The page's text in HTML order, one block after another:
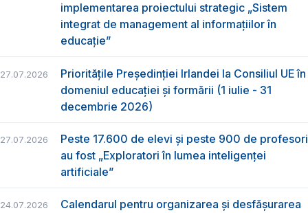
implementarea proiectului strategic „Sistem
integrat de management al informațiilor în
educație”
27.07.2026
Prioritățile Președinției Irlandei la Consiliul UE în
domeniul educației și formării (1 iulie - 31
decembrie 2026)
27.07.2026
Peste 17.600 de elevi și peste 900 de profesori
au fost „Exploratori în lumea inteligenței
artificiale”
24.07.2026
Calendarul pentru organizarea și desfășurarea